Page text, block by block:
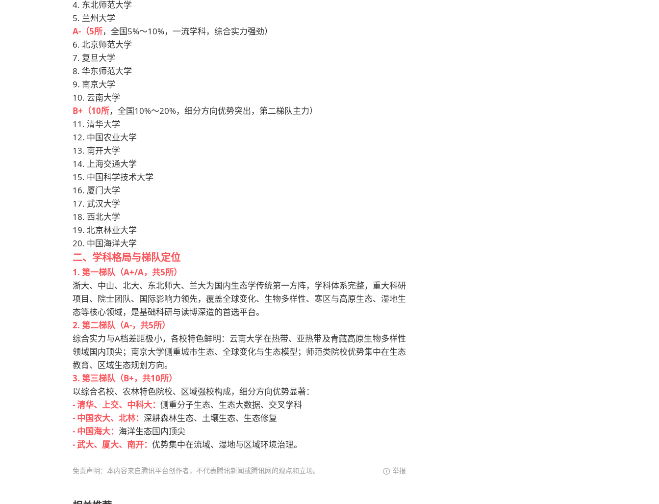
4. 东北师范大学
5. 兰州大学
A-（5所，全国5%～10%，一流学科，综合实力强劲）
6. 北京师范大学
7. 复旦大学
8. 华东师范大学
9. 南京大学
10. 云南大学
B+（10所，全国10%～20%，细分方向优势突出，第二梯队主力）
11. 清华大学
12. 中国农业大学
13. 南开大学
14. 上海交通大学
15. 中国科学技术大学
16. 厦门大学
17. 武汉大学
18. 西北大学
19. 北京林业大学
20. 中国海洋大学
二、学科格局与梯队定位
1. 第一梯队（A+/A，共5所）
浙大、中山、北大、东北师大、兰大为国内生态学传统第一方阵，学科体系完整，重大科研
项目、院士团队、国际影响力领先，覆盖全球变化、生物多样性、寒区与高原生态、湿地生
态等核心领域，是基础科研与读博深造的首选平台。
2. 第二梯队（A-，共5所）
综合实力与A档差距极小，各校特色鲜明：云南大学在热带、亚热带及青藏高原生物多样性
领域国内顶尖；南京大学侧重城市生态、全球变化与生态模型；师范类院校优势集中在生态
教育、区域生态规划方向。
3. 第三梯队（B+，共10所）
以综合名校、农林特色院校、区域强校构成，细分方向优势显著：
- 清华、上交、中科大： 侧重分子生态、生态大数据、交叉学科
- 中国农大、北林： 深耕森林生态、土壤生态、生态修复
- 中国海大： 海洋生态国内顶尖
- 武大、厦大、南开： 优势集中在流域、湿地与区域环境治理。
免责声明：本内容来自腾讯平台创作者，不代表腾讯新闻或腾讯网的观点和立场。 举报